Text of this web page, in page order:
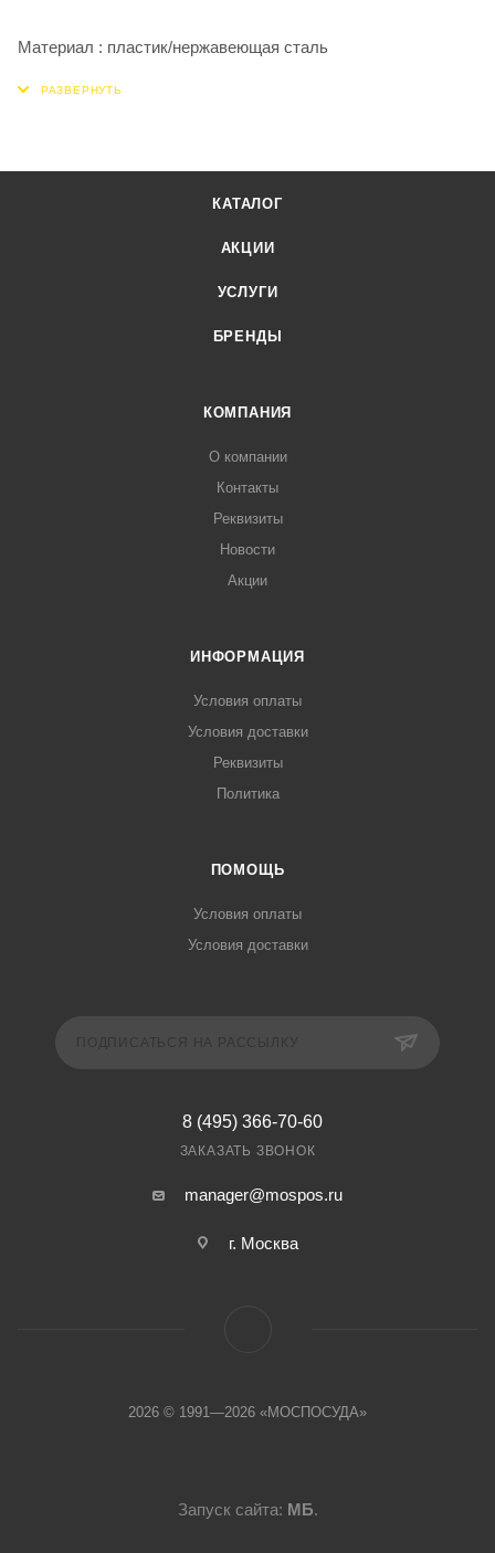
Материал : пластик/нержавеющая сталь
КАТАЛОГ
АКЦИИ
УСЛУГИ
БРЕНДЫ
КОМПАНИЯ
О компании
Контакты
Реквизиты
Новости
Акции
ИНФОРМАЦИЯ
Условия оплаты
Условия доставки
Реквизиты
Политика
ПОМОЩЬ
Условия оплаты
Условия доставки
8 (495) 366-70-60
ЗАКАЗАТЬ ЗВОНОК
manager@mospos.ru
г. Москва
2026 © 1991—2026 «МОСПОСУДА»
Запуск сайта: МБ.